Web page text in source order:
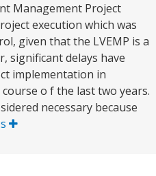
Management Project
execution which was
given that the LVEMP is a
significant delays have
implementation in
o f the last two years.
necessary because